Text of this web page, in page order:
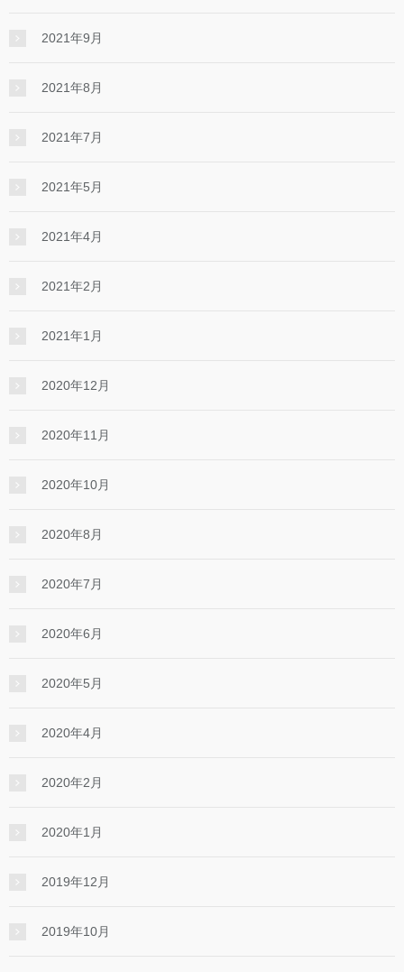
2021年9月
2021年8月
2021年7月
2021年5月
2021年4月
2021年2月
2021年1月
2020年12月
2020年11月
2020年10月
2020年8月
2020年7月
2020年6月
2020年5月
2020年4月
2020年2月
2020年1月
2019年12月
2019年10月